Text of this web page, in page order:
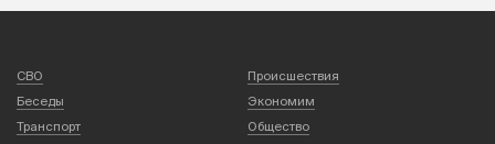
СВО
Происшествия
Беседы
Экономим
Транспорт
Общество